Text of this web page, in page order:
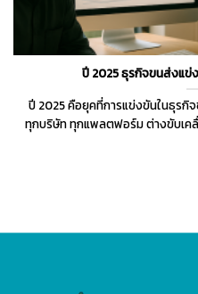
ปี 2025 ธุรกิจขนส่งแข่
ปี 2025 คือยุคที่การแข่งขันในธุรกิ
ทุกบริษัท ทุกแพลตฟอร์ม ต่างขับเคลื่